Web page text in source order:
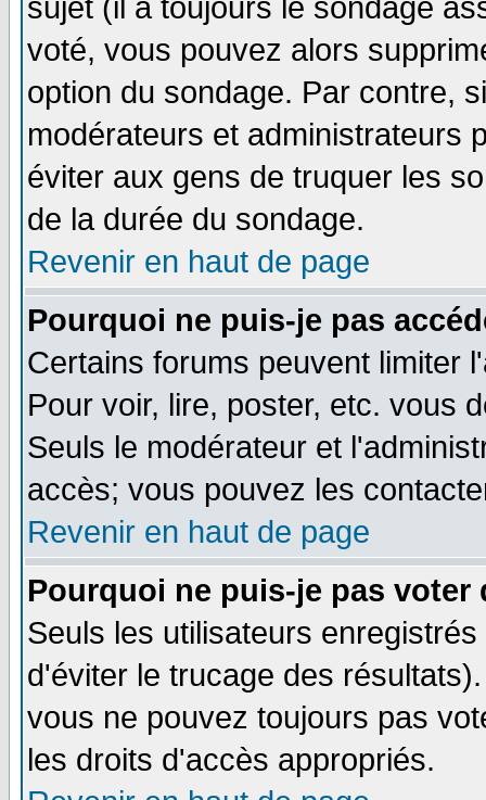
sujet (il a toujours le sondage
voté, vous pouvez alors
option du sondage. Par contre,
modérateurs et administrateurs
éviter aux gens de truquer les
de la durée du sondage.
Revenir en haut de page
Pourquoi ne puis-je pas
Certains forums peuvent limiter
Pour voir, lire, poster, etc. vous
Seuls le modérateur et
accès; vous pouvez les
Revenir en haut de page
Pourquoi ne puis-je pas voter
Seuls les utilisateurs
d'éviter le trucage des
vous ne pouvez toujours pas
les droits d'accès appropriés.